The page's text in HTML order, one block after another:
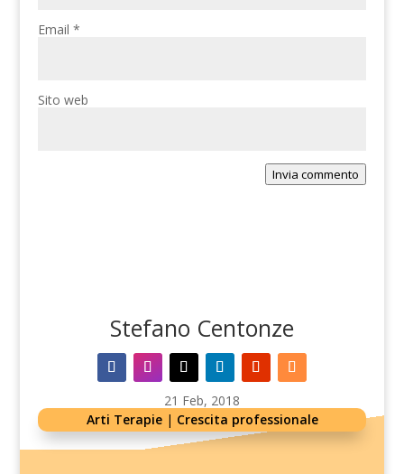
Email*
Sito web
Invia commento
Stefano Centonze
21 Feb, 2018
Arti Terapie| Crescita professionale